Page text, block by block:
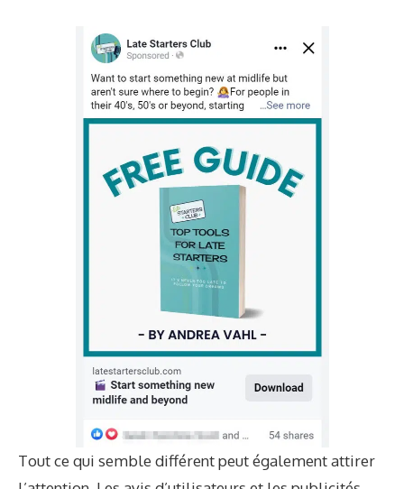
Tout ce qui semble différent peut également attirer